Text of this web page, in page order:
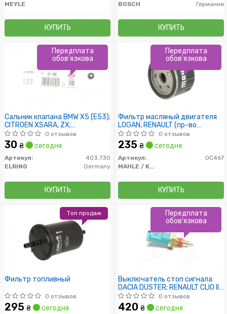
MEYLE
КУПИТЬ
BOSCH
Германия
КУПИТЬ
Сальник клапана BMW X5 (E53);
CITROEN XSARA, ZX;
CHEVROLET LACETTI
0 отзывов
30 ₴ сегодня
Артикул:
403.730
ELRING
Germany
КУПИТЬ
Передплата
обов'язкова
Фильтр масляный двигателя
LOGAN, RENAULT (пр-во
Knecht-Mahle)0 отзывов
235 ₴ сегодня
Артикул:
OC467
MAHLE / KNECHT
КУПИТЬ
Передплата
обов'язкова
Фильтр топливный
0 отзывов
295 ₴ сегодня
Топ продаж
Выключатель стоп сигнала
DACIA DUSTER; RENAULT CLIO II,
LAGUNA II 1.0-3.0 09.98-
0 отзывов
420 ₴ сегодня
Передплата
обов'язкова